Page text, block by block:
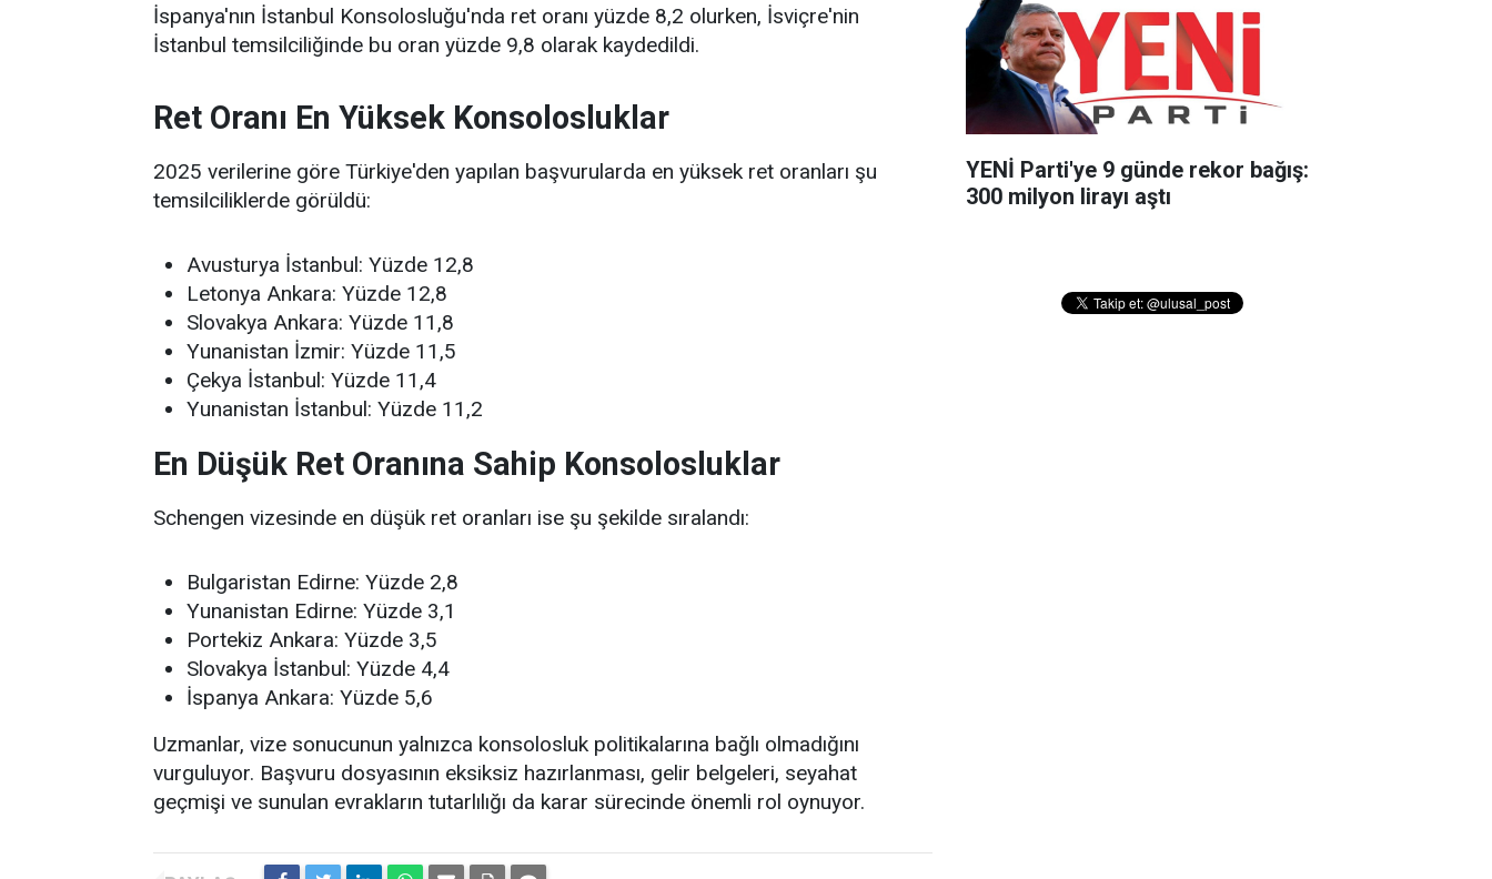
İspanya'nın İstanbul Konsolosluğu'nda ret oranı yüzde 8,2 olurken, İsviçre'nin
İstanbul temsilciliğinde bu oran yüzde 9,8 olarak kaydedildi.
Ret Oranı En Yüksek Konsolosluklar
2025 verilerine göre Türkiye'den yapılan başvurularda en yüksek ret oranları şu
temsilciliklerde görüldü:
Avusturya İstanbul: Yüzde 12,8
Letonya Ankara: Yüzde 12,8
Slovakya Ankara: Yüzde 11,8
Yunanistan İzmir: Yüzde 11,5
Çekya İstanbul: Yüzde 11,4
Yunanistan İstanbul: Yüzde 11,2
En Düşük Ret Oranına Sahip Konsolosluklar
Schengen vizesinde en düşük ret oranları ise şu şekilde sıralandı:
Bulgaristan Edirne: Yüzde 2,8
Yunanistan Edirne: Yüzde 3,1
Portekiz Ankara: Yüzde 3,5
Slovakya İstanbul: Yüzde 4,4
İspanya Ankara: Yüzde 5,6
Uzmanlar, vize sonucunun yalnızca konsolosluk politikalarına bağlı olmadığını
vurguluyor. Başvuru dosyasının eksiksiz hazırlanması, gelir belgeleri, seyahat
geçmişi ve sunulan evrakların tutarlılığı da karar sürecinde önemli rol oynuyor.
YENİ Parti'ye 9 günde rekor bağış:
300 milyon lirayı aştı